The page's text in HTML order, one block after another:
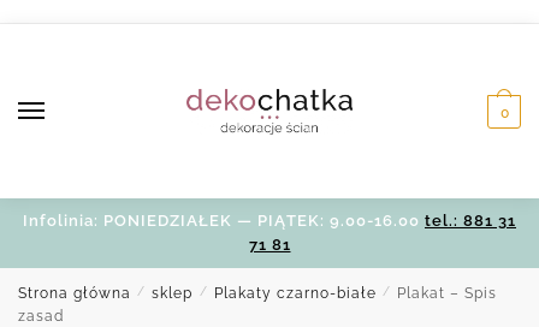
0
Infolinia: PONIEDZIAŁEK — PIĄTEK: 9.00-16.00 tel.: 881 31
71 81
Strona główna / sklep / Plakaty czarno-białe /
Plakat – Spis
zasad